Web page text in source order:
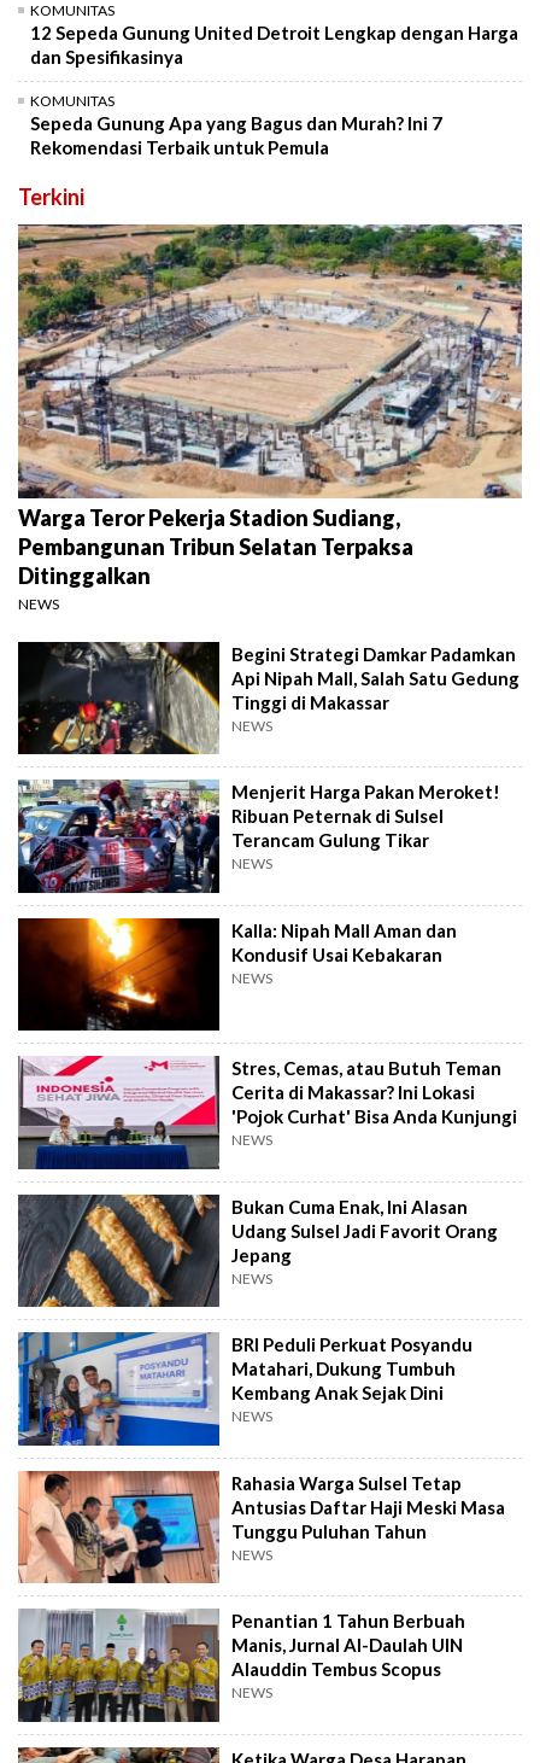
KOMUNITAS
12 Sepeda Gunung United Detroit Lengkap dengan Harga
dan Spesifikasinya
KOMUNITAS
Sepeda Gunung Apa yang Bagus dan Murah? Ini 7
Rekomendasi Terbaik untuk Pemula
Terkini
Warga Teror Pekerja Stadion Sudiang,
Pembangunan Tribun Selatan Terpaksa
Ditinggalkan
NEWS
Begini Strategi Damkar Padamkan
Api Nipah Mall, Salah Satu Gedung
Tinggi di Makassar
NEWS
Menjerit Harga Pakan Meroket!
Ribuan Peternak di Sulsel
Terancam Gulung Tikar
NEWS
Kalla: Nipah Mall Aman dan
Kondusif Usai Kebakaran
NEWS
Stres, Cemas, atau Butuh Teman
Cerita di Makassar? Ini Lokasi
'Pojok Curhat' Bisa Anda Kunjungi
NEWS
Bukan Cuma Enak, Ini Alasan
Udang Sulsel Jadi Favorit Orang
Jepang
NEWS
BRI Peduli Perkuat Posyandu
Matahari, Dukung Tumbuh
Kembang Anak Sejak Dini
NEWS
Rahasia Warga Sulsel Tetap
Antusias Daftar Haji Meski Masa
Tunggu Puluhan Tahun
NEWS
Penantian 1 Tahun Berbuah
Manis, Jurnal Al-Daulah UIN
Alauddin Tembus Scopus
NEWS